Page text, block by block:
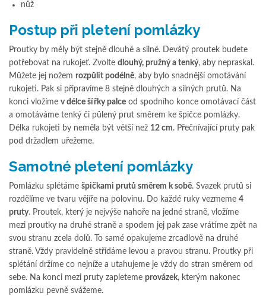
nůž
Postup při pletení pomlázky
Proutky by měly být stejně dlouhé a silné. Devátý proutek budete
potřebovat na rukojeť. Zvolte dlouhý, pružný a tenký, aby nepraskal.
Můžete jej nožem rozpůlit podélně, aby bylo snadnější omotávání
rukojeti. Pak si připravíme 8 stejně dlouhých a silných prutů. Na
konci vložíme v délce šířky palce od spodního konce omotávací část
a omotáváme tenký či půlený prut směrem ke špičce pomlázky.
Délka rukojeti by neměla být větší než 12 cm. Přečnívající pruty pak
pod držadlem uřežeme.
Samotné pletení pomlázky
Pomlázku splétáme špičkami prutů směrem k sobě. Svazek prutů si
rozdělíme ve tvaru vějíře na polovinu. Do každé ruky vezmeme 4
pruty. Proutek, který je nejvýše nahoře na jedné straně, vložíme
mezi proutky na druhé straně a spodem jej pak zase vrátíme zpět na
svou stranu zcela dolů. To samé opakujeme zrcadlově na druhé
straně. Vždy pravidelně střídáme levou a pravou stranu. Proutky při
splétání držíme co nejníže a utahujeme je vždy do stran směrem od
sebe. Na konci mezi pruty zapleteme provázek, kterým nakonec
pomlázku pevně svážeme.